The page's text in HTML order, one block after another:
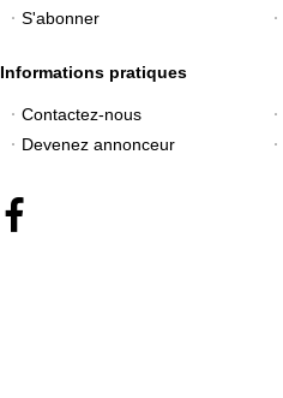
S'abonner
Informations pratiques
Contactez-nous
Devenez annonceur